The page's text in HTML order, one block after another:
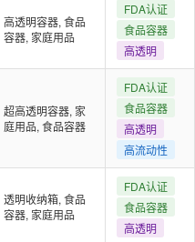
高透明容器, 食品
容器, 家庭用品
FDA认证
食品容器
高透明
超高透明容器, 家
庭用品, 食品容器
FDA认证
食品容器
高透明
高流动性
透明收纳箱, 食品
容器, 家庭用品
FDA认证
食品容器
高透明